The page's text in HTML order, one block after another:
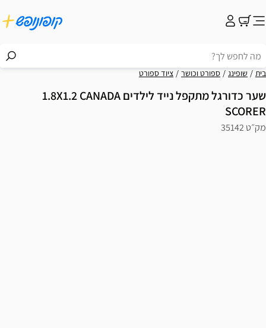
בית שופינג ספורט וכושר ציוד ספורט
שער כדורגל מתקפל נייד לילדים 1.8X1.2 CANADA
SCORER
מק״ט 35142